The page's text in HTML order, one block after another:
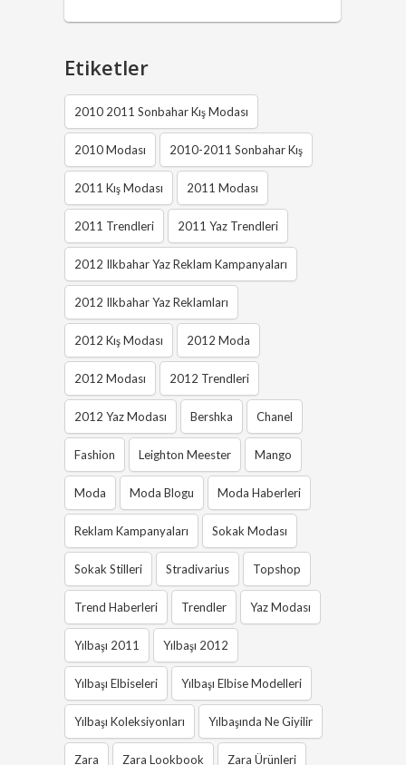
Etiketler
2010 2011 Sonbahar Kış Modası
2010 Modası 2010-2011 Sonbahar Kış
2011 Kış Modası 2011 Modası
2011 Trendleri 2011 Yaz Trendleri
2012 Ilkbahar Yaz Reklam Kampanyaları
2012 Ilkbahar Yaz Reklamları
2012 Kış Modası 2012 Moda
2012 Modası 2012 Trendleri
2012 Yaz Modası Bershka Chanel
Fashion Leighton Meester Mango
Moda Moda Blogu Moda Haberleri
Reklam Kampanyaları Sokak Modası
Sokak Stilleri Stradivarius Topshop
Trend Haberleri Trendler Yaz Modası
Yılbaşı 2011 Yılbaşı 2012
Yılbaşı Elbiseleri Yılbaşı Elbise Modelleri
Yılbaşı Koleksiyonları Yılbaşında Ne Giyilir
Zara Zara Lookbook Zara Ürünleri